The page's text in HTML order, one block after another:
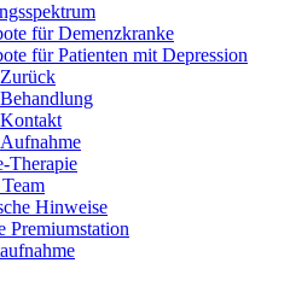
für Demenzkranke
für Patienten mit Depression
Zurück
Behandlung
Kontakt
Aufnahme
Therapie
Hinweise
Premiumstation